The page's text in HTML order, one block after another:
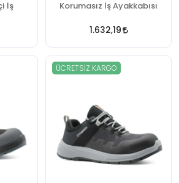
İş
Korumasız İş Ayakkabısı
1.632,19
ÜCRETSIZ KARGO